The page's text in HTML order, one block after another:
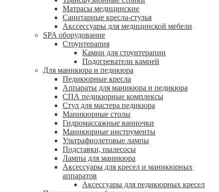
Матрасы медицинские
Санитарные кресла-стулья
Акссессуары для медицинской мебели
SPA оборудование
Стоунтерапия
Камни для стоунтерапии
Подогреватели камней
Для маникюра и педикюра
Педикюрные кресла
Аппараты для маникюра и педикюра
СПА педикюрные комплексы
Стул для мастера педикюра
Маникюрные столы
Гидромассажные ванночки
Маникюрные инструменты
Ультрафиолетовые лампы
Подставки, пылесосы
Лампы для маникюра
Аксессуары для кресел и маникюрных
аппаратов
Аксессуары для педикюрных кресел